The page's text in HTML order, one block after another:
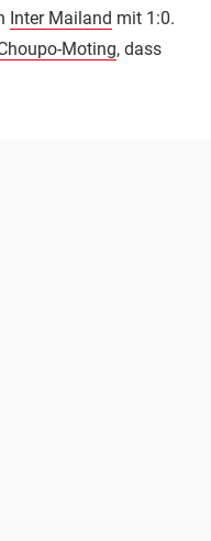
Inter Mailand mit 1:0.
Moting, dass